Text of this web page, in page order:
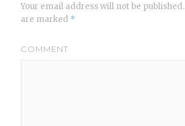
Your email address will not be published.
are marked *
COMMENT